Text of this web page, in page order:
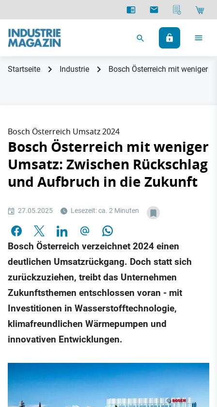
Startseite Industrie Bosch Österreich mit weniger
Bosch Österreich Umsatz 2024
Bosch Österreich mit weniger
Umsatz: Zwischen Rückschlag
und Aufbruch in die Zukunft
27.05.2025 Lesezeit: ca. 2 Minuten
Bosch Österreich verzeichnet 2024 einen
deutlichen Umsatzrückgang. Doch statt sich
zurückzuziehen, treibt das Unternehmen
Zukunftsthemen entschlossen voran - mit
Investitionen in Wasserstofftechnologie,
klimafreundlichen Wärmepumpen und
innovativen Entwicklungen.